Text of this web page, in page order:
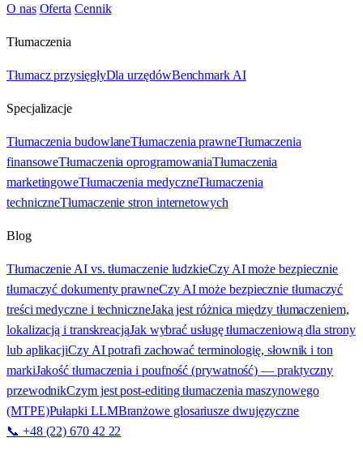
O nas Oferta Cennik
Tłumaczenia
Tłumacz przysięgłyDla urzędówBenchmark AI
Specjalizacje
Tłumaczenia budowlaneTłumaczenia prawneTłumaczenia
finansoweTłumaczenia oprogramowaniaTłumaczenia
marketingoweTłumaczenia medyczneTłumaczenia
techniczneTłumaczenie stron internetowych
Blog
Tłumaczenie AI vs. tłumaczenie ludzkieCzy AI może bezpiecznie
tłumaczyć dokumenty prawneCzy AI może bezpiecznie tłumaczyć
treści medyczne i techniczneJaka jest różnica między tłumaczeniem,
lokalizacją i transkreacjąJak wybrać usługę tłumaczeniową dla strony
lub aplikacjiCzy AI potrafi zachować terminologię, słownik i ton
markiJakość tłumaczenia i poufność (prywatność) — praktyczny
przewodnikCzym jest post-editing tłumaczenia maszynowego
(MTPE)Pułapki LLMBranżowe glosariusze dwujęzyczne
📞 +48 (22) 670 42 22